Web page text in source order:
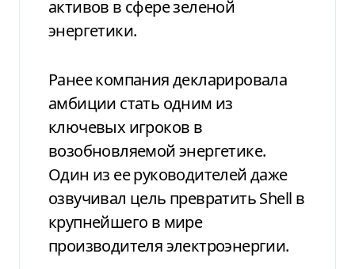
активов в сфере зеленой
энергетики.
Ранее компания декларировала
амбиции стать одним из
ключевых игроков в
возобновляемой энергетике.
Один из ее руководителей даже
озвучивал цель превратить Shell в
крупнейшего в мире
производителя электроэнергии.